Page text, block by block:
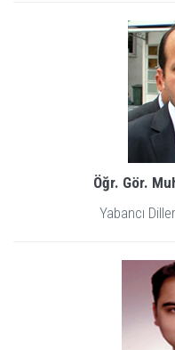
Öğr. Gör.
Yabancı